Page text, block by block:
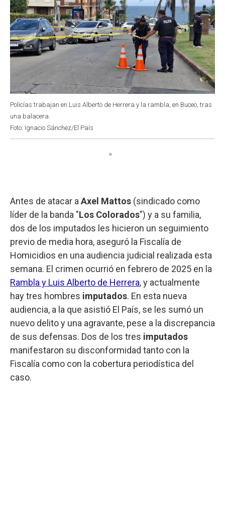
Policías trabajan en Luis Alberto de Herrera y la rambla, en Buceo, tras
una balacera.
Foto: Ignacio Sánchez/El País
Antes de atacar a Axel Mattos (sindicado como
líder de la banda "Los Colorados") y a su familia,
dos de los imputados les hicieron un seguimiento
previo de media hora, aseguró la Fiscalía de
Homicidios en una audiencia judicial realizada esta
semana. El crimen ocurrió en febrero de 2025 en la
Rambla y Luis Alberto de Herrera, y actualmente
hay tres hombres imputados. En esta nueva
audiencia, a la que asistió El País, se les sumó un
nuevo delito y una agravante, pese a la discrepancia
de sus defensas. Dos de los tres imputados
manifestaron su disconformidad tanto con la
Fiscalía como con la cobertura periodística del
caso.